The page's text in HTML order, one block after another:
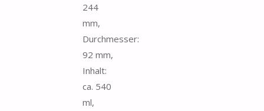
244
mm,
Durchmesser:
92 mm,
Inhalt:
ca. 540
ml,